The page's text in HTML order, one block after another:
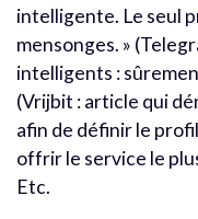
intelligente. Le seul
mensonges. »
intelligents :
(Vrijbit : article qui
afin de définir le
offrir le service le
Etc.